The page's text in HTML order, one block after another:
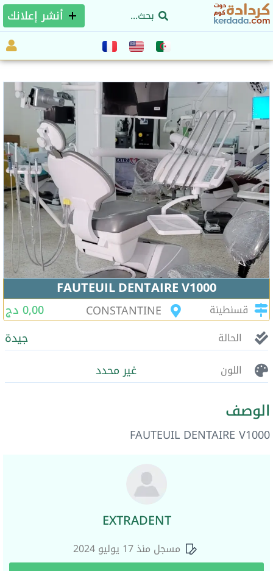
أنشر إعلانك
FAUTEUIL DENTAIRE V1000
قسنطينة CONSTANTINE 0,00 دج
الحالة جيدة
اللون غير محدد
الوصف
FAUTEUIL DENTAIRE V1000
EXTRADENT
مسجل منذ 17 يوليو 2024